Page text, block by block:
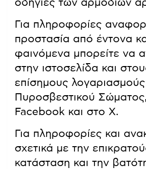
οδηγίες των αρμόδιων
Για πληροφορίες
προστασία από έντονα
φαινόμενα μπορείτε να
στην ιστοσελίδα και
επίσημους
Πυροσβεστικού
Facebook και στο X.
Για πληροφορίες και
σχετικά με την
κατάσταση και την